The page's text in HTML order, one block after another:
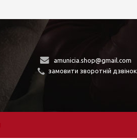
amunicia.shop@gmail.com
замовити зворотній дзвінок